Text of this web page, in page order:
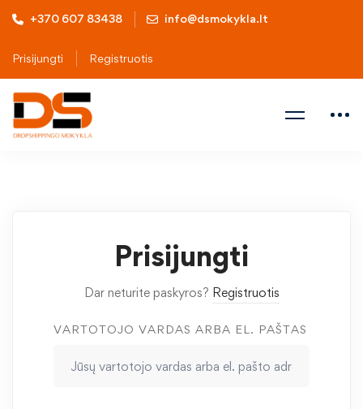
+370 607 83438 info@dsmokykla.lt
Prisijungti Registruotis
Prisijungti
Dar neturite paskyros? Registruotis
VARTOTOJO VARDAS ARBA EL. PAŠTAS